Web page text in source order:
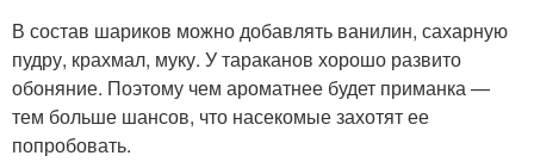
В состав шариков можно добавлять ванилин, сахарную
пудру, крахмал, муку. У тараканов хорошо развито
обоняние. Поэтому чем ароматнее будет приманка —
тем больше шансов, что насекомые захотят ее
попробовать.